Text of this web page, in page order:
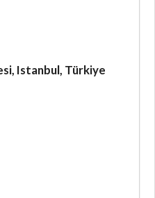
Istanbul, Türkiye